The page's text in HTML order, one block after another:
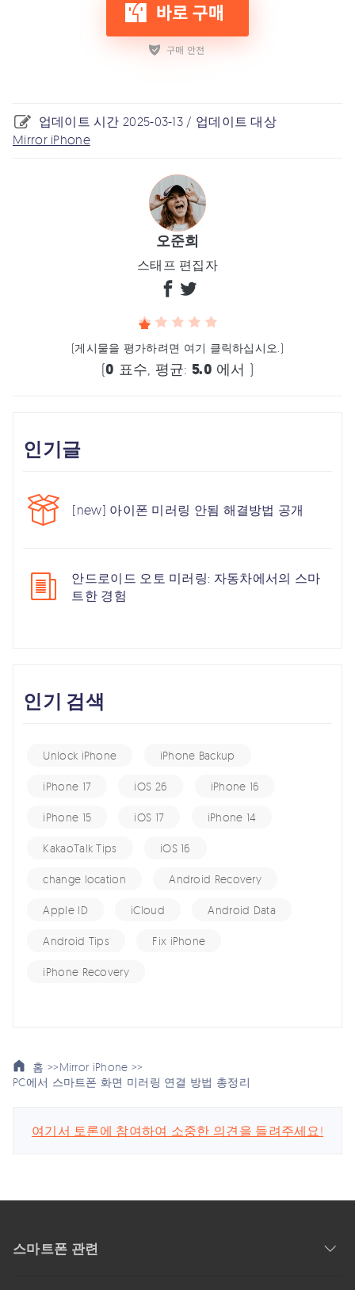
업데이트 시간 2025-03-13 / 업데이트 대상
Mirror iPhone
오준희
스태프 편집자
(게시물을 평가하려면 여기 클릭하십시오.)
(0 표수, 평균: 5.0 에서 )
인기글
[new] 아이폰 미러링 안됨 해결방법 공개
안드로이드 오토 미러링: 자동차에서의 스마
트한 경험
인기 검색
Unlock iPhone iPhone Backup
iPhone 17 iOS 26 iPhone 16
iPhone 15 iOS 17 iPhone 14
KakaoTalk Tips iOS 16
change location Android Recovery
Apple ID iCloud Android Data
Android Tips Fix iPhone
iPhone Recovery
홈 >>Mirror iPhone >>
PC에서 스마트폰 화면 미러링 연결 방법 총정리
여기서 토론에 참여하여 소중한 의견을 들려주세요!
스마트폰 관련